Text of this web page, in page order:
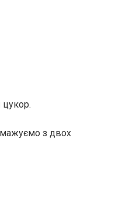
цукор.
з двох